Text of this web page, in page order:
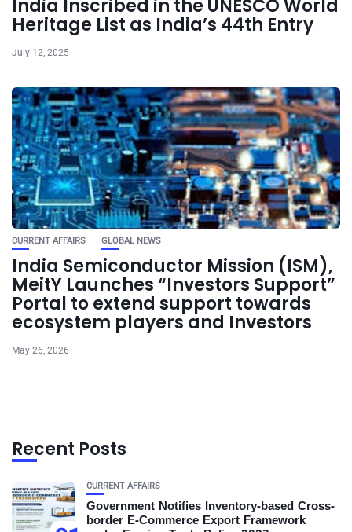
India Inscribed in the UNESCO World
Heritage List as India’s 44th Entry
July 12, 2025
CURRENT AFFAIRS GLOBAL NEWS
India Semiconductor Mission (ISM),
MeitY Launches “Investors Support”
Portal to extend support towards
ecosystem players and Investors
May 26, 2026
Recent Posts
CURRENT AFFAIRS
Government Notifies Inventory-based Cross-
border E-Commerce Export Framework